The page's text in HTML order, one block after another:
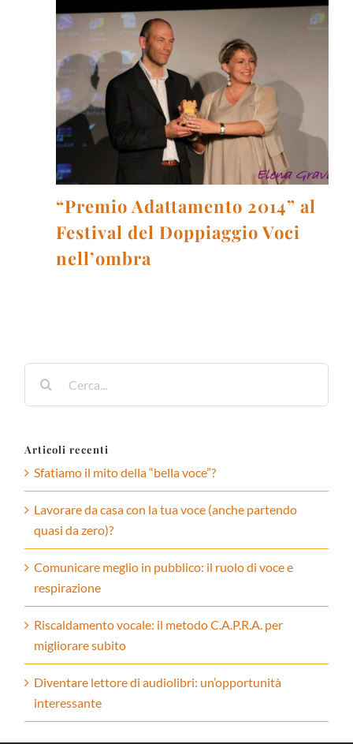
“Premio Adattamento 2014” al
Festival del Doppiaggio Voci
nell’ombra
per:
Articoli recenti
Sfatiamo il mito della “bella voce”?
Lavorare da casa con la tua voce (anche partendo
quasi da zero)?
Comunicare meglio in pubblico: il ruolo di voce e
respirazione
Riscaldamento vocale: il metodo C.A.P.R.A. per
migliorare subito
Diventare lettore di audiolibri: un’opportunità
interessante